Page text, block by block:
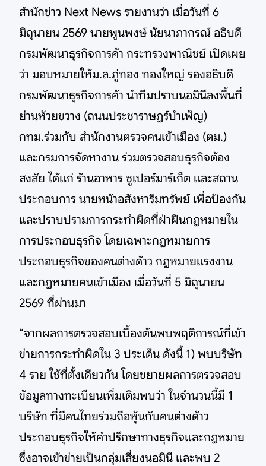
สำนักข่าว Next News รายงานว่า เมื่อวันที่ 6
มิถุนายน 2569 นายพูนพงษ์ นัยนาภากรณ์ อธิบดี
กรมพัฒนาธุรกิจการค้า กระทรวงพาณิชย์ เปิดเผย
ว่า มอบหมายให้ม.ล.ภู่ทอง ทองใหญ่ รองอธิบดี
กรมพัฒนาธุรกิจการค้า นำทีมปราบนอมินีลงพื้นที่
ย่านห้วยขวาง (ถนนประชาราษฎร์บำเพ็ญ)
กทม.ร่วมกับ สำนักงานตรวจคนเข้าเมือง (ตม.)
และกรมการจัดหางาน ร่วมตรวจสอบธุรกิจต้อง
สงสัย ได้แก่ ร้านอาหาร ซูเปอร์มาร์เก็ต และสถาน
ประกอบการ นายหน้าอสังหาริมทรัพย์ เพื่อป้องกัน
และปราบปรามการกระทำผิดที่ฝ่าฝืนกฎหมายใน
การประกอบธุรกิจ โดยเฉพาะกฎหมายการ
ประกอบธุรกิจของคนต่างด้าว กฎหมายแรงงาน
และกฎหมายคนเข้าเมือง เมื่อวันที่ 5 มิถุนายน
2569 ที่ผ่านมา
“จากผลการตรวจสอบเบื้องต้นพบพฤติการณ์ที่เข้า
ข่ายการกระทำผิดใน 3 ประเด็น ดังนี้ 1) พบบริษัท
4 ราย ใช้ที่ตั้งเดียวกัน โดยขยายผลการตรวจสอบ
ข้อมูลทางทะเบียนเพิ่มเติมพบว่า ในจำนวนนี้มี 1
บริษัท ที่มีคนไทยร่วมถือหุ้นกับคนต่างด้าว
ประกอบธุรกิจให้คำปรึกษาทางธุรกิจและกฎหมาย
ซึ่งอาจเข้าข่ายเป็นกลุ่มเสี่ยงนอมินี และพบ 2